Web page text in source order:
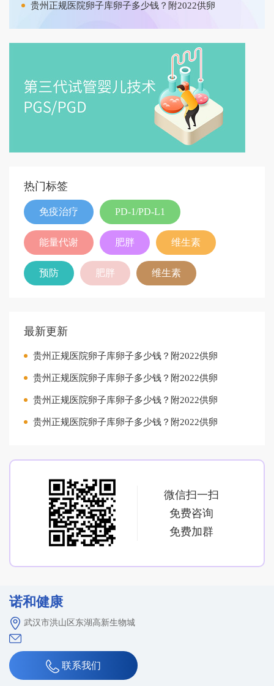
贵州正规医院卵子库卵子多少钱？附2022供卵
热门标签
免疫治疗 PD-1/PD-L1
能量代谢 肥胖 维生素
预防 肥胖 维生素
最新更新
贵州正规医院卵子库卵子多少钱？附2022供卵
贵州正规医院卵子库卵子多少钱？附2022供卵
贵州正规医院卵子库卵子多少钱？附2022供卵
贵州正规医院卵子库卵子多少钱？附2022供卵
微信扫一扫
免费咨询
免费加群
诺和健康
武汉市洪山区东湖高新生物城
联系我们